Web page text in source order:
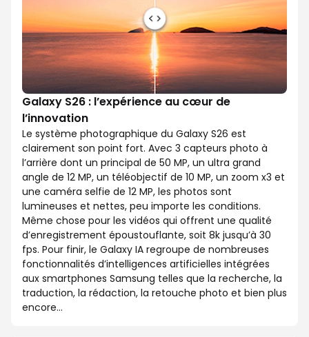
Galaxy S26 : l’expérience au cœur de
l’innovation
Le système photographique du Galaxy S26 est
clairement son point fort. Avec 3 capteurs photo à
l’arrière dont un principal de 50 MP, un ultra grand
angle de 12 MP, un téléobjectif de 10 MP, un zoom x3 et
une caméra selfie de 12 MP, les photos sont
lumineuses et nettes, peu importe les conditions.
Même chose pour les vidéos qui offrent une qualité
d’enregistrement époustouflante, soit 8k jusqu’à 30
fps. Pour finir, le Galaxy IA regroupe de nombreuses
fonctionnalités d’intelligences artificielles intégrées
aux smartphones Samsung telles que la recherche, la
traduction, la rédaction, la retouche photo et bien plus
encore…